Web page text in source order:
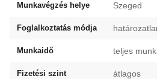
Munkavégzés helye Szeged
Foglalkoztatás módja
Munkaidő teljes
Fizetési szint átlagos